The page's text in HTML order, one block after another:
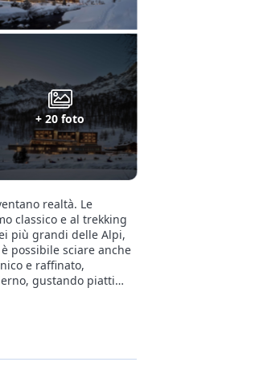
+ 20 foto
realtà. Le
classico e al trekking
possibile sciare anche
e raffinato,
gustando piatti
sogno ai piedi della